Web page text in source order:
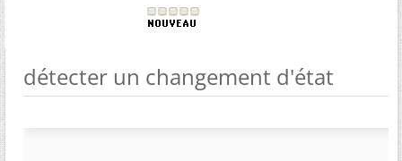
détecter un changement d'état